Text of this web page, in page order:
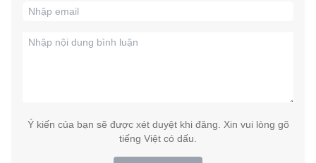
Ý kiến của bạn sẽ được xét duyệt khi đăng. Xin vui lòng gõ
tiếng Việt có dấu.